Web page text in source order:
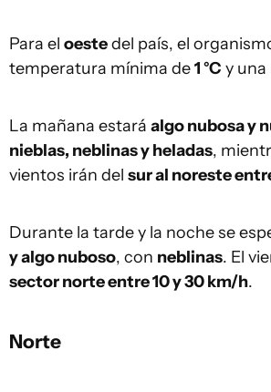
Para el oestedel país, el
temperatura mínima de1 °C y
La mañana estará algo nubosa y
nieblas, neblinas y heladas,
vientos irán del sur al noreste
Durante la tarde y la noche se
y algo nuboso, con neblinas. El
sector norte entre 10 y 30 km/h.
Norte